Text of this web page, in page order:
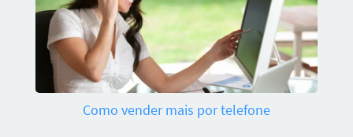
Como vender mais por telefone